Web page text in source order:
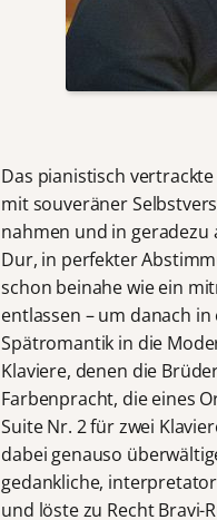
Das pianistisch
mit souveräner
nahmen und in geradezu
Dur, in perfekter
schon beinahe wie ein
entlassen – um danach
Spätromantik in die
Klaviere, denen die
Farbenpracht, die eines
Suite Nr. 2 für zwei
dabei genauso
gedankliche,
und löste zu Recht Bravi-